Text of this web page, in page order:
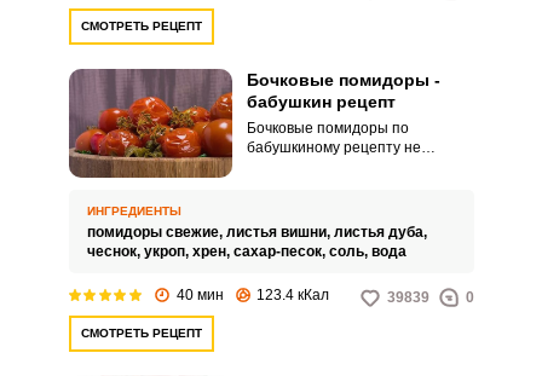
СМОТРЕТЬ РЕЦЕПТ
Бочковые помидоры -
бабушкин рецепт
Бочковые помидоры по
бабушкиному рецепту не
способом, получаются
вкусными, сочными, с нотками
естественного брожения.
ИНГРЕДИЕНТЫ
помидоры свежие, листья вишни, листья дуба,
чеснок, укроп, хрен, сахар-песок, соль, вода
40 мин 123.4 кКал 39839 0
СМОТРЕТЬ РЕЦЕПТ